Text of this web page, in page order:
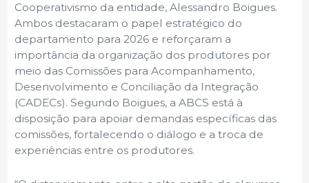
Cooperativismo da entidade, Alessandro Boigues.
Ambos destacaram o papel estratégico do
departamento para 2026 e reforçaram a
importância da organização dos produtores por
meio das Comissões para Acompanhamento,
Desenvolvimento e Conciliação da Integração
(CADECs). Segundo Boigues, a ABCS está à
disposição para apoiar demandas específicas das
comissões, fortalecendo o diálogo e a troca de
experiências entre os produtores.